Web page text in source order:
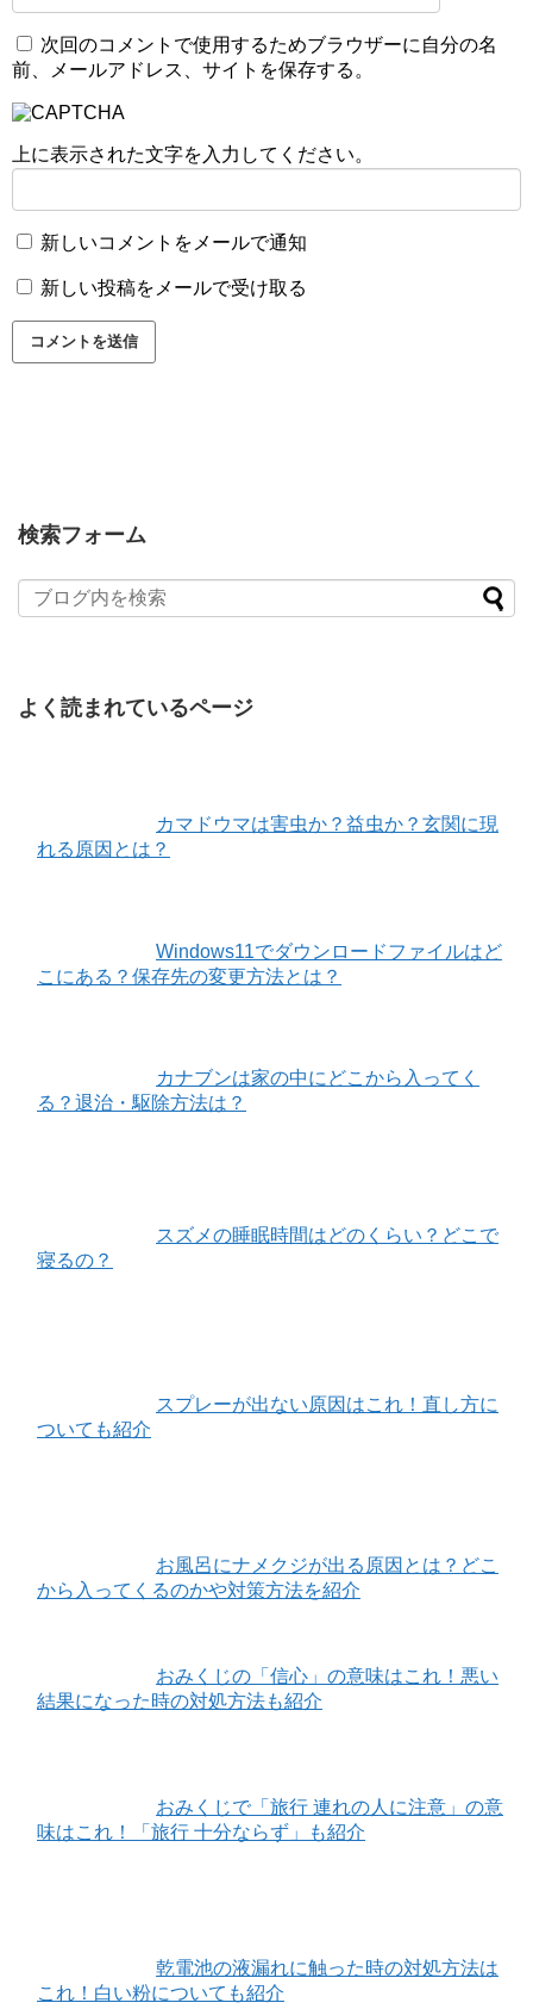
次回のコメントで使用するためブラウザーに自分の名
前、メールアドレス、サイトを保存する。
上に表示された文字を入力してください。
新しいコメントをメールで通知
新しい投稿をメールで受け取る
検索フォーム
よく読まれているページ
カマドウマは害虫か？益虫か？玄関に現
れる原因とは？
Windows11でダウンロードファイルはど
こにある？保存先の変更方法とは？
カナブンは家の中にどこから入ってく
る？退治・駆除方法は？
スズメの睡眠時間はどのくらい？どこで
寝るの？
スプレーが出ない原因はこれ！直し方に
ついても紹介
お風呂にナメクジが出る原因とは？どこ
から入ってくるのかや対策方法を紹介
おみくじの「信心」の意味はこれ！悪い
結果になった時の対処方法も紹介
おみくじで「旅行 連れの人に注意」の意
味はこれ！「旅行 十分ならず」も紹介
乾電池の液漏れに触った時の対処方法は
これ！白い粉についても紹介